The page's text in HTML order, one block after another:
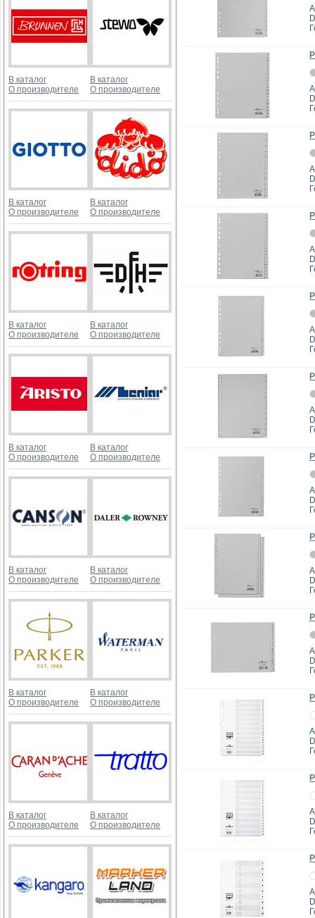
В каталог
О производителе
В каталог
О производителе
В каталог
О производителе
В каталог
О производителе
В каталог
О производителе
В каталог
О производителе
В каталог
О производителе
В каталог
О производителе
В каталог
О производителе
В каталог
О производителе
В каталог
О производителе
В каталог
О производителе
В каталог
О производителе
В каталог
О производителе